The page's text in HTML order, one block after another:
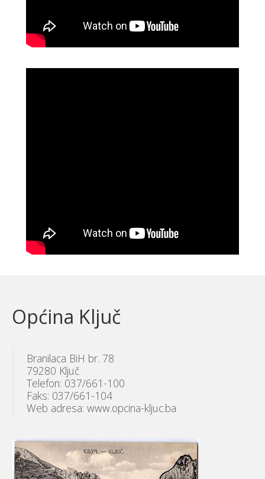
Općina Ključ
Branilaca BiH br. 78
79280 Ključ
Telefon: 037/661-100
Faks: 037/661-104
Web adresa: www.opcina-kljuc.ba